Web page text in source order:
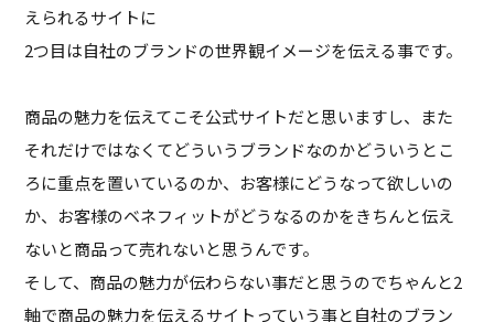
えられるサイトに
2つ目は自社のブランドの世界観イメージを伝える事です。
商品の魅力を伝えてこそ公式サイトだと思いますし、また
それだけではなくてどういうブランドなのかどういうとこ
ろに重点を置いているのか、お客様にどうなって欲しいの
か、お客様のベネフィットがどうなるのかをきちんと伝え
ないと商品って売れないと思うんです。
そして、商品の魅力が伝わらない事だと思うのでちゃんと2
軸で商品の魅力を伝えるサイトっていう事と自社のブラン